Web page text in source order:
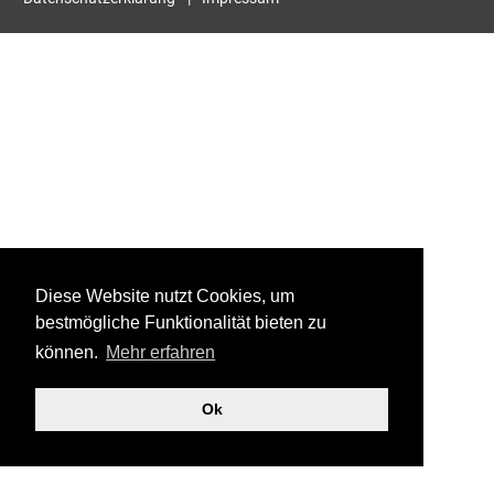
Diese Website nutzt Cookies, um
bestmögliche Funktionalität bieten zu
können. Mehr erfahren
Ok